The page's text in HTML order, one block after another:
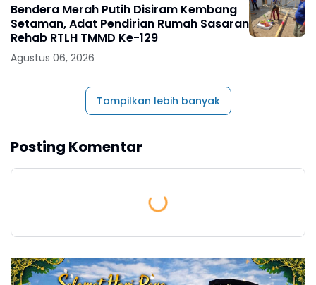
Bendera Merah Putih Disiram Kembang
Setaman, Adat Pendirian Rumah Sasaran
Rehab RTLH TMMD Ke-129
Agustus 06, 2026
Tampilkan lebih banyak
Posting Komentar